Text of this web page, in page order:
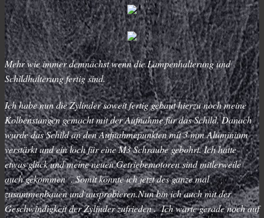
Mehr wie immer demnächst wenn die Lampenhalterung und
Schildhalterung fertig sind.
Ich habe nun die Zylinder soweit fertig gebaut hierzu noch meine
Kolbenstangen gemacht mit der Aufnahme für das Schild. Danach
wurde das Schild an den Aufnahmepunkten mit 3 mm Aluminium
verstärkt und ein loch für eine M3 Schraube gebohrt. Ich hatte
etwas glück und meine neuen Getriebemotoren sind mitlerweile
auch gekommen . Somit konnte ich jetzt des ganze mal
zusammenbauen und ausprobieren.Nun bin ich auch mit der
Geschwindigkeit der Zylinder zufrieden . Ich warte gerade noch auf